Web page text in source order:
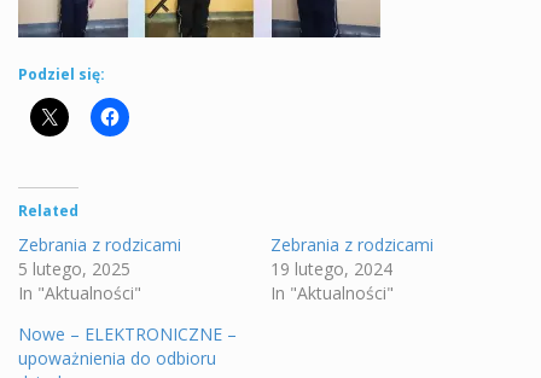
Podziel się:
Related
Zebrania z rodzicami
5 lutego, 2025
In "Aktualności"
Zebrania z rodzicami
19 lutego, 2024
In "Aktualności"
Nowe – ELEKTRONICZNE –
upoważnienia do odbioru